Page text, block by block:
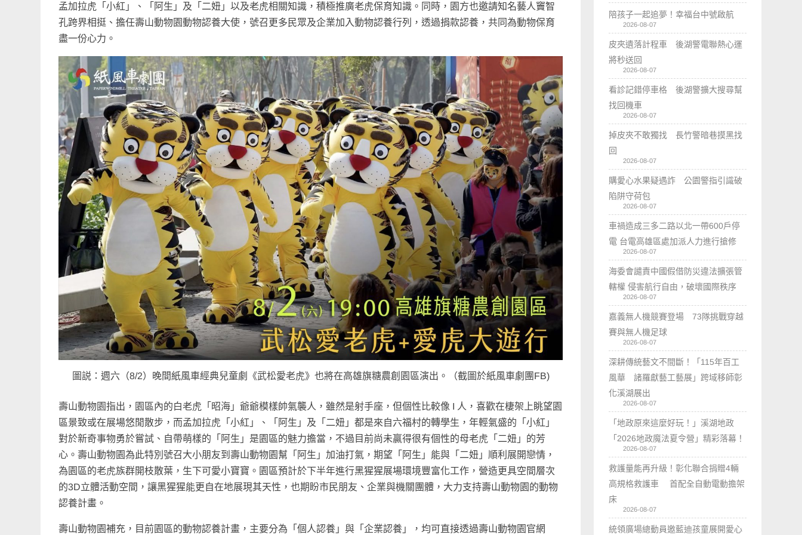
孟加拉虎「小紅」、「阿生」及「二妞」以及老虎相關知識，積極推廣老虎保育知識。同時，園方也邀請知名藝人竇智
孔跨界相挺、擔任壽山動物園動物認養大使，號召更多民眾及企業加入動物認養行列，透過捐款認養，共同為動物保育
盡一份心力。
圖説：週六（8/2）晚間紙風車經典兒童劇《武松愛老虎》也將在高雄旗糖農創園區演出。（截圖於紙風車劇團FB)
壽山動物園指出，園區內的白老虎「昭海」爺爺模樣帥氣襲人，雖然是射手座，但個性比較像 I 人，喜歡在棲架上眺望園
區景致或在展場悠閒散步，而孟加拉虎「小紅」、「阿生」及「二妞」都是來自六福村的轉學生，年輕氣盛的「小紅」
對於新奇事物勇於嘗試、自帶萌樣的「阿生」是園區的魅力擔當，不過目前尚未贏得很有個性的母老虎「二妞」的芳
心。壽山動物園為此特別號召大小朋友到壽山動物園幫「阿生」加油打氣，期望「阿生」能與「二妞」順利展開戀情，
為園區的老虎族群開枝散葉，生下可愛小寶寶。園區預計於下半年進行黑猩猩展場環境豐富化工作，營造更具空間層次
的3D立體活動空間，讓黑猩猩能更自在地展現其天性，也期盼市民朋友、企業與機關團體，大力支持壽山動物園的動物
認養計畫。
壽山動物園補充，目前園區的動物認養計畫，主要分為「個人認養」與「企業認養」，均可直接透過壽山動物園官網
陪孩子一起追夢！幸福台中號啟航
2026-08-07
皮夾遺落計程車 後湖警電聯熱心運
將秒送回
2026-08-07
看診記錯停車格 後湖警擴大搜尋幫
找回機車
2026-08-07
掉皮夾不敢獨找 長竹警暗巷摸黑找
回
2026-08-07
購愛心水果疑遇詐 公園警指引識破
陷阱守荷包
2026-08-07
車禍造成三多二路以北一帶600戶停
電 台電高雄區處加派人力進行搶修
2026-08-07
海委會譴責中國假借防災違法擴張管
轄權 侵害航行自由，破壞國際秩序
2026-08-07
嘉義無人機競賽登場 73隊挑戰穿越
賽與無人機足球
2026-08-07
深耕傳統藝文不間斷！「115年百工
風華 諸羅獻藝工藝展」跨域移師彰
化溪湖展出
2026-08-07
「地政原來這麼好玩！」溪湖地政
「2026地政魔法夏令營」精彩落幕！
2026-08-07
救護量能再升級！彰化聯合捐贈4輛
高規格救護車 首配全自動電動擔架
床
2026-08-07
統領廣場總動員邀藍迪孩童展開愛心